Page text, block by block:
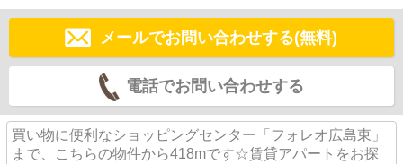
メールでお問い合わせする(無料)
電話でお問い合わせする
買い物に便利なショッピングセンター「フォレオ広島東」
まで、こちらの物件から418mです☆賃貸アパートをお探